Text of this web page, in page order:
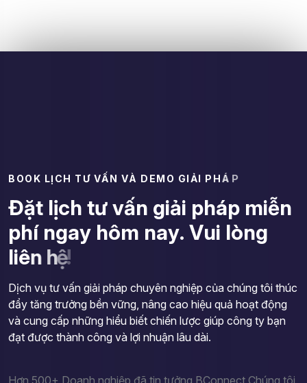
B OO K LỊ CH T Ư VẤN VÀ D EM O GIẢI P HÁ P
Đặt lịch tưvấn giải pháp miễn
phí ngay hôm nay. Vui lòng
liên hệ!
Dịch vụ tư vấn giải pháp chuyên nghiệp của chúng tôi thúc
đẩy tăng trưởng bền vững, nâng cao hiệu quả hoạt động
và cung cấp những hiểu biết chiến lược giúp công ty bạn
đạt được thành công và lợi nhuận lâu dài.
Hơn 500+ Doanh nghiệp đã tin tưởng BConnect Chúng tôi